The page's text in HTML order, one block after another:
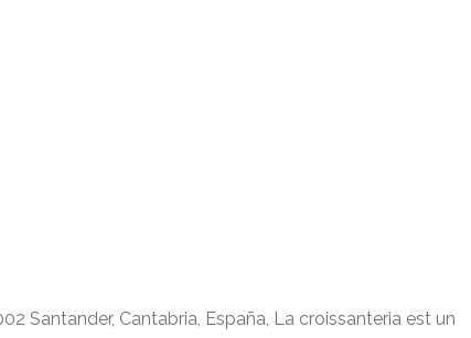
Santander, Cantabria, España, La croissanteria est un